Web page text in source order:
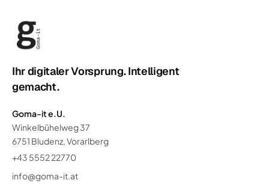
Ihr digitaler Vorsprung. Intelligent
gemacht.
Goma-it e.U.
Winkelbühelweg 37
6751 Bludenz, Vorarlberg
+43 5552 22770
info@goma-it.at